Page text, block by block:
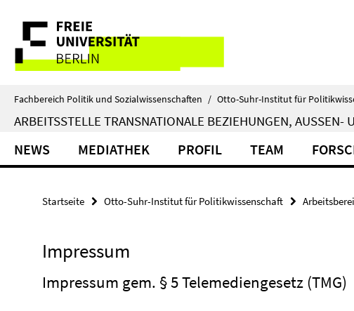
direkt
Inhalt
Service-
Navigation
Fachbereich Politik und Sozialwissenschaften / Otto-Suhr-Institut für
ARBEITSSTELLE TRANSNATIONALE BEZIEHUNGEN, AUSSEN-
NEWS MEDIATHEK PROFIL TEAM
Startseite Otto-Suhr-Institut für Politikwissenschaft
Impressum
Impressum gem. § 5 Telemediengesetz (TMG)